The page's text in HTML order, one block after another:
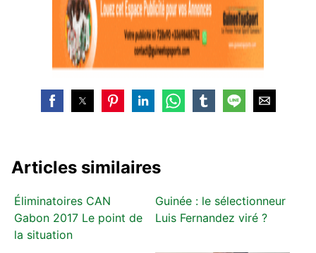
Articles similaires
Éliminatoires CAN
Gabon 2017 Le point de
la situation
Guinée : le sélectionneur
Luis Fernandez viré ?